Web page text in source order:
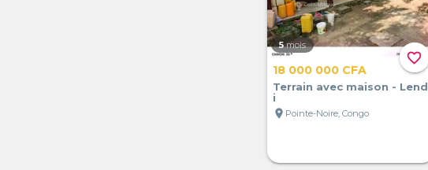
favorite_border
5 mois
18 000 000 CFA
Terrain avec maison - Lend
i
location_on Pointe-Noire, Congo